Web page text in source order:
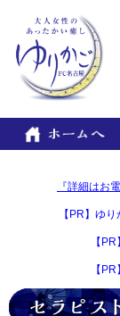
『詳細はお
【PR】ゆ
【
【